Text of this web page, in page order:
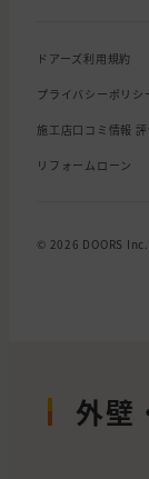
ドアーズ利用規約
プライバシーポリシ
施工店口コミ情報
リフォームローン
© 2026 DOORS Inc.
外壁